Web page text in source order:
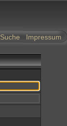
Suche Impressum